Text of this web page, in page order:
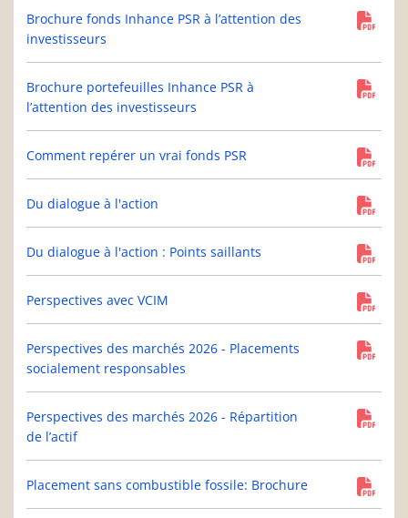
Brochure fonds Inhance PSR à l’attention des
investisseurs
Brochure portefeuilles Inhance PSR à
l’attention des investisseurs
Comment repérer un vrai fonds PSR
Du dialogue à l'action
Du dialogue à l'action : Points saillants
Perspectives avec VCIM
Perspectives des marchés 2026 - Placements
socialement responsables
Perspectives des marchés 2026 - Répartition
de l’actif
Placement sans combustible fossile: Brochure